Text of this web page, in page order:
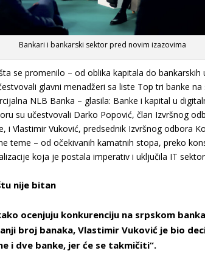
Bankari i bankarski sektor pred novim izazovima
se promenilo – od oblika kapitala do bankarskih
glavni menadžeri sa liste Top tri banke
NLB Banka – glasila: Banke i kapital u
su učestvovali Darko Popović, član Izvršnog
i Vlastimir Vuković, predsednik Izvršnog odbora
teme – od očekivanih kamatnih stopa, preko
koja je postala imperativ i uključila IT
nije bitan
ocenjuju konkurenciju na srpskom
broj banaka, Vlastimir Vuković je bio
i dve banke, jer će se takmičiti“.